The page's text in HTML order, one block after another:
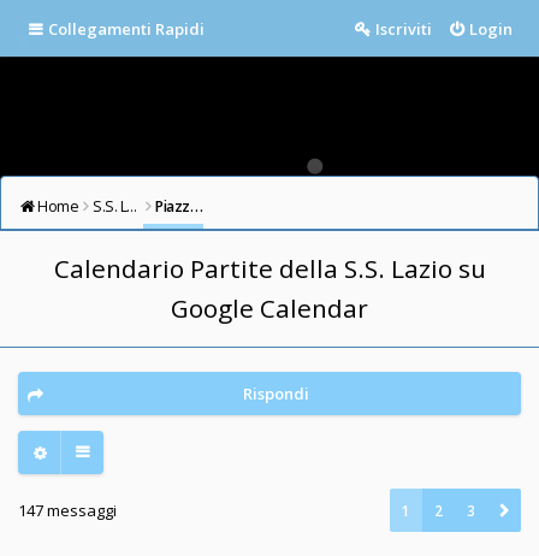
Collegamenti Rapidi Login
Iscriviti
Home S.S. LAZIO FORUM Piazza della Libertà
Calendario Partite della S.S. Lazio su
Google Calendar
Rispondi
147 messaggi 1 2 3